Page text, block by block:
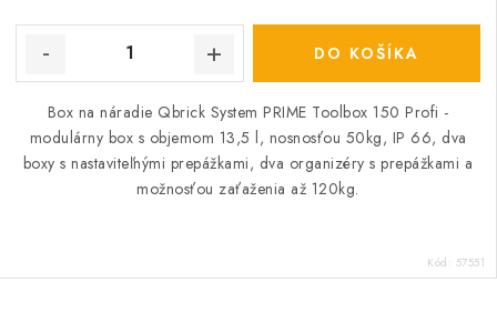
DO KOŠÍKA
Box na náradie Qbrick System PRIME Toolbox 150 Profi -
modulárny box s objemom 13,5 l, nosnosťou 50kg, IP 66, dva
boxy s nastaviteľnými prepážkami, dva organizéry s prepážkami a
možnosťou zaťaženia až 120kg.
Kód: 57551